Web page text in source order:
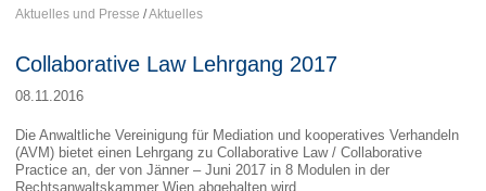
Aktuelles und Presse /Aktuelles
Collaborative Law Lehrgang 2017
08.11.2016
Die Anwaltliche Vereinigung für Mediation und kooperatives Verhandeln
(AVM) bietet einen Lehrgang zu Collaborative Law / Collaborative
Practice an, der von Jänner – Juni 2017 in 8 Modulen in der
Rechtsanwaltskammer Wien abgehalten wird.